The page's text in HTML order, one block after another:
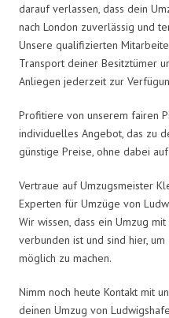
darauf verlassen, dass dein
nach London zuverlässig und
Unsere qualifizierten
Transport deiner Besitztümer
Anliegen jederzeit zur
Profitiere von unserem fairen
individuelles Angebot, das zu
günstige Preise, ohne dabei
Vertraue auf Umzugsmeister
Experten für Umzüge von
Wir wissen, dass ein Umzug
verbunden ist und sind hier,
möglich zu machen.
Nimm noch heute Kontakt mit
deinen Umzug von